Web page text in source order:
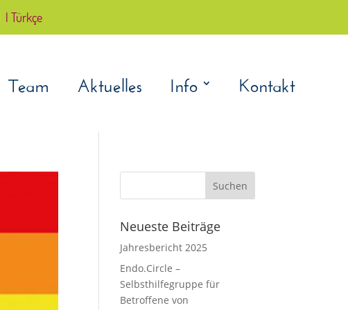
| Türkçe
Team Aktuelles Info Kontakt
nach:
Neueste Beiträge
Jahresbericht 2025
Endo.Circle –
Selbsthilfegruppe für
Betroffene von